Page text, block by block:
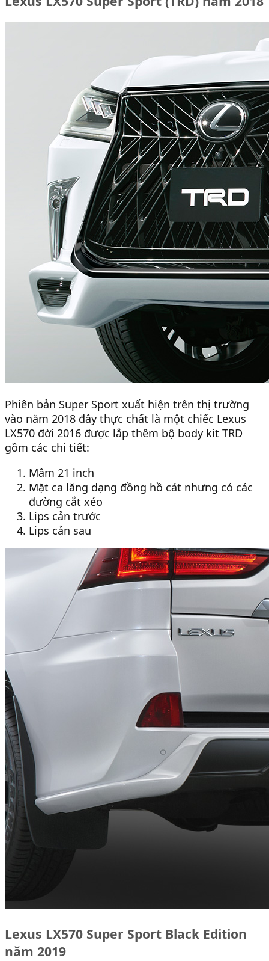
Phiên bản Super Sport xuất hiện trên thị trường
vào năm 2018 đây thực chất là một chiếc Lexus
LX570 đời 2016 được lắp thêm bộ body kit TRD
gồm các chi tiết:
Mâm 21 inch
Mặt ca lăng dạng đồng hồ cát nhưng có các
đường cắt xéo
Lips cản trước
Lips cản sau
Lexus LX570 Super Sport Black Edition
năm 2019